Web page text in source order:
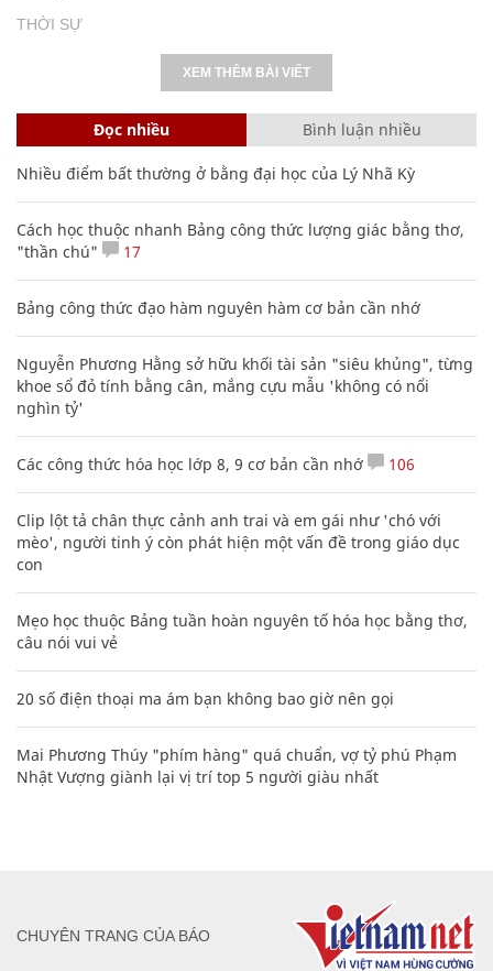
THỜI SỰ
XEM THÊM BÀI VIẾT
Đọc nhiều Bình luận nhiều
Nhiều điểm bất thường ở bằng đại học của Lý Nhã Kỳ
Cách học thuộc nhanh Bảng công thức lượng giác bằng thơ,
"thần chú"
17
Bảng công thức đạo hàm nguyên hàm cơ bản cần nhớ
Nguyễn Phương Hằng sở hữu khối tài sản "siêu khủng", từng
khoe sổ đỏ tính bằng cân, mắng cựu mẫu 'không có nổi
nghìn tỷ'
Các công thức hóa học lớp 8, 9 cơ bản cần nhớ 106
Clip lột tả chân thực cảnh anh trai và em gái như 'chó với
mèo', người tinh ý còn phát hiện một vấn đề trong giáo dục
con
Mẹo học thuộc Bảng tuần hoàn nguyên tố hóa học bằng thơ,
câu nói vui vẻ
20 số điện thoại ma ám bạn không bao giờ nên gọi
Mai Phương Thúy "phím hàng" quá chuẩn, vợ tỷ phú Phạm
Nhật Vượng giành lại vị trí top 5 người giàu nhất
CHUYÊN TRANG CỦA BÁO